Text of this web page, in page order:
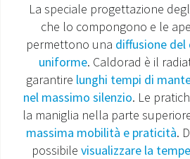
CONTATTI
MONDO OS
INCENTIVI E DETRAZIONI
ASSISTENZA E GARANZIE
La speciale progettazione
che lo compongono e le
permettono una diffusione
uniforme. Caldorad è il
garantire lunghi tempi di
nel massimo silenzio. Le
la maniglia nella parte
massima mobilità e praticità.
possibile visualizzare la